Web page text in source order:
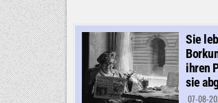
Sie
ihren
sie
07-08-